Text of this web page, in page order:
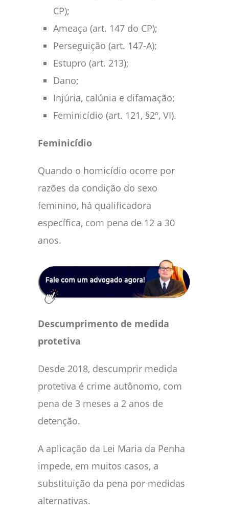
CP);
Ameaça (art. 147 do CP);
Perseguição (art. 147-A);
Estupro (art. 213);
Dano;
Injúria, calúnia e difamação;
Feminicídio (art. 121, §2º, VI).
Feminicídio
Quando o homicídio ocorre por
razões da condição do sexo
feminino, há qualificadora
específica, com pena de 12 a 30
anos.
Descumprimento de medida
protetiva
Desde 2018, descumprir medida
protetiva é crime autônomo, com
pena de 3 meses a 2 anos de
detenção.
A aplicação da Lei Maria da Penha
impede, em muitos casos, a
substituição da pena por medidas
alternativas.